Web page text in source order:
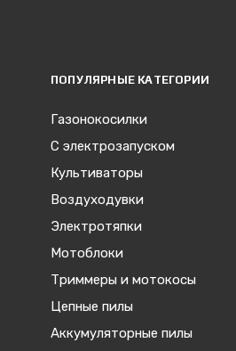
ПОПУЛЯРНЫЕ КАТЕГОРИИ
Газонокосилки
С электрозапуском
Культиваторы
Воздуходувки
Электротяпки
Мотоблоки
Триммеры и мотокосы
Цепные пилы
Аккумуляторные пилы